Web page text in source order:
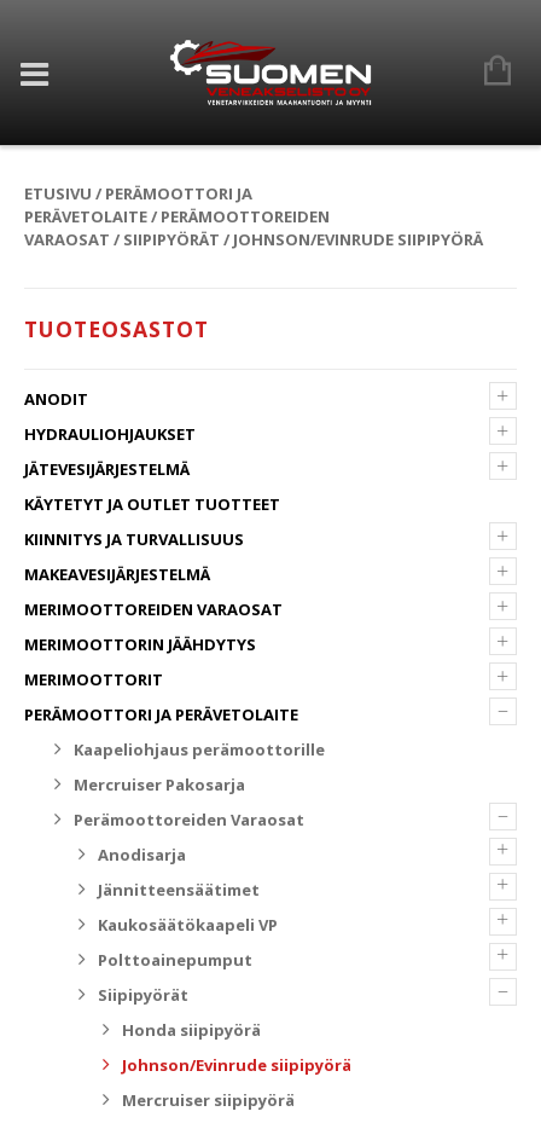
ETUSIVU / PERÄMOOTTORI JA
PERÄVETOLAITE/ PERÄMOOTTOREIDEN
VARAOSAT / SIIPIPYÖRÄT / JOHNSON/EVINRUDE SIIPIPYÖRÄ
TUOTEOSASTOT
+
ANODIT
+
HYDRAULIOHJAUKSET
+
JÄTEVESIJÄRJESTELMÄ
KÄYTETYT JA OUTLET TUOTTEET
+
KIINNITYS JA TURVALLISUUS
+
MAKEAVESIJÄRJESTELMÄ
+
MERIMOOTTOREIDEN VARAOSAT
+
MERIMOOTTORIN JÄÄHDYTYS
+
MERIMOOTTORIT
–
PERÄMOOTTORI JA PERÄVETOLAITE
Kaapeliohjaus perämoottorille
Mercruiser Pakosarja
–
Perämoottoreiden Varaosat
+
Anodisarja
+
Jännitteensäätimet
+
Kaukosäätökaapeli VP
+
Polttoainepumput
–
Siipipyörät
Honda siipipyörä
Johnson/Evinrude siipipyörä
Mercruiser siipipyörä